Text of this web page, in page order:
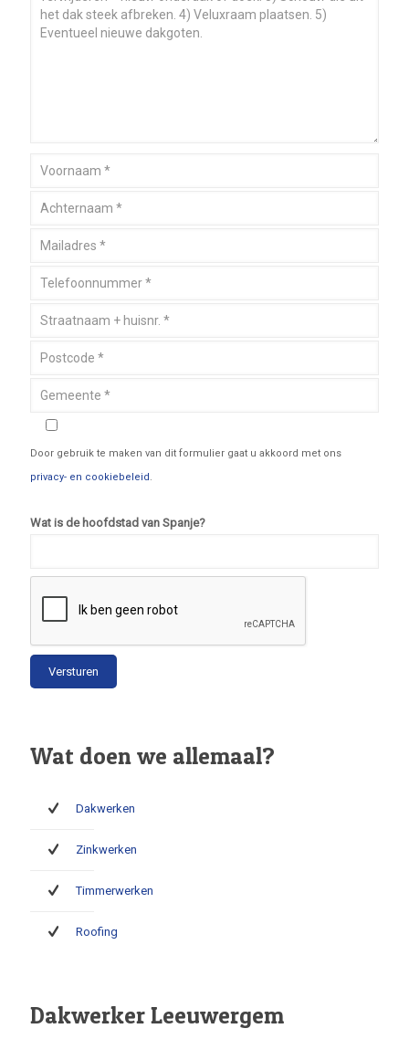
Door gebruik te maken van dit formulier gaat u akkoord met ons
privacy- en cookiebeleid.
Wat is de hoofdstad van Spanje?
Wat doen we allemaal?
Dakwerken
Zinkwerken
Timmerwerken
Roofing
Dakwerker Leeuwergem